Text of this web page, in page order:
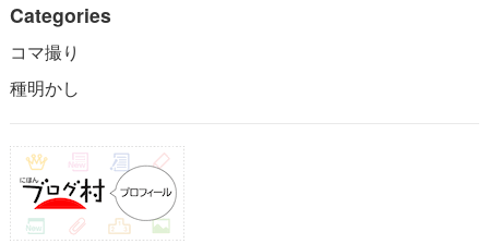
Categories
コマ撮り
種明かし